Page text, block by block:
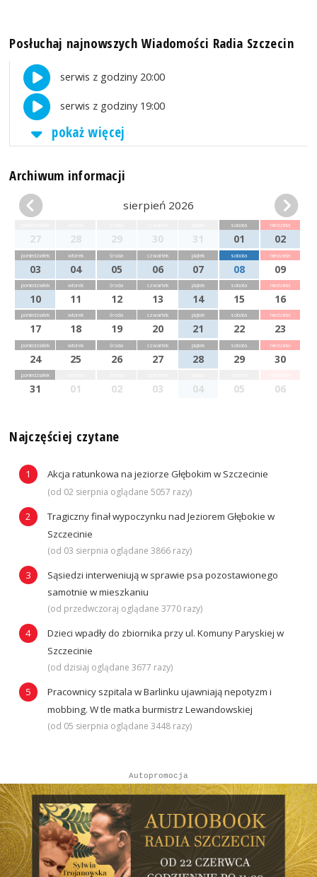
Posłuchaj najnowszych Wiadomości Radia Szczecin
serwis z godziny 20:00
serwis z godziny 19:00
pokaż więcej
Archiwum informacji
sierpień 2026
27 28 29 30 31
sobota
01
niedziela
02
poniedziałek
03
wtorek
04
środa
05
czwartek
06
piątek
07
sobota
08
niedziela
09
poniedziałek
10
wtorek
11
środa
12
czwartek
13
piątek
14
sobota
15
niedziela
16
poniedziałek
17
wtorek
18
środa
19
czwartek
20
piątek
21
sobota
22
niedziela
23
poniedziałek
24
wtorek
25
środa
26
czwartek
27
piątek
28
sobota
29
niedziela
30
poniedziałek
31 01 02 03 04 05 06
Najczęściej czytane
Akcja ratunkowa na jeziorze Głębokim w Szczecinie
(od 02 sierpnia oglądane 5057 razy)
Tragiczny finał wypoczynku nad Jeziorem Głębokie w
Szczecinie
(od 03 sierpnia oglądane 3866 razy)
Sąsiedzi interweniują w sprawie psa pozostawionego
samotnie w mieszkaniu
(od przedwczoraj oglądane 3770 razy)
Dzieci wpadły do zbiornika przy ul. Komuny Paryskiej w
Szczecinie
(od dzisiaj oglądane 3677 razy)
Pracownicy szpitala w Barlinku ujawniają nepotyzm i
mobbing. W tle matka burmistrz Lewandowskiej
(od 05 sierpnia oglądane 3448 razy)
Autopromocja